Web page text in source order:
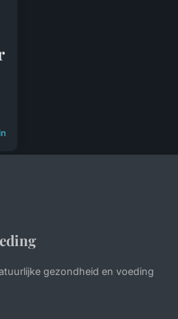
gezondheid en voeding